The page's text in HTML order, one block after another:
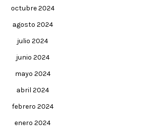
octubre 2024
agosto 2024
julio 2024
junio 2024
mayo 2024
abril 2024
febrero 2024
enero 2024